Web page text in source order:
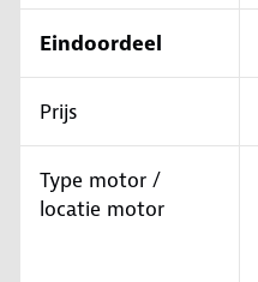
Eindoordeel
Prijs
Type motor /
locatie motor